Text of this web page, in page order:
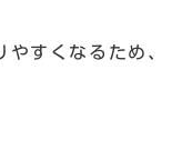
やすくなるため、